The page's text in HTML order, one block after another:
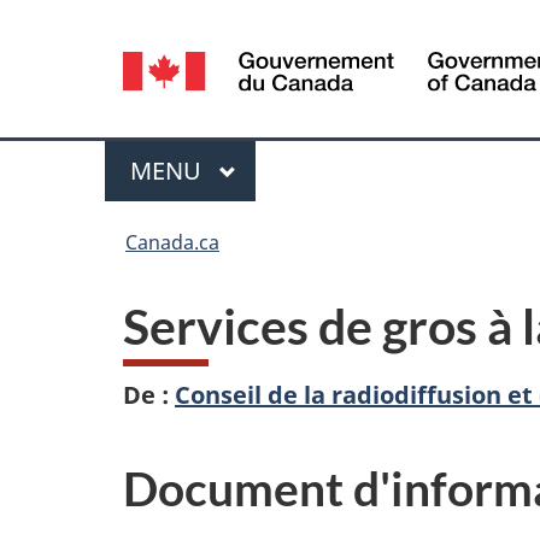
Sélection
de
la
langue
Menu
MENU PRINCIPAL
Canada.ca
Services de gros à
De : Conseil de la radiodiffusion
Document